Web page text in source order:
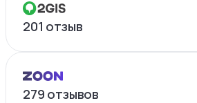
201 отзыв
279 отзывов